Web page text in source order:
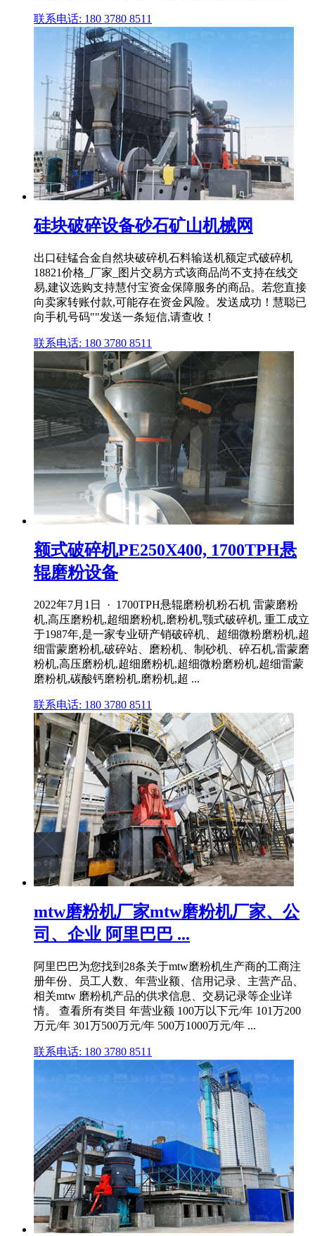
联系电话: 180 3780 8511
硅块破碎设备砂石矿山机械网
出口硅锰合金自然块破碎机石料输送机额定式破碎机
18821价格_厂家_图片交易方式该商品尚不支持在线交
易,建议选购支持慧付宝资金保障服务的商品。若您直接
向卖家转账付款,可能存在资金风险。发送成功！慧聪已
向手机号码""发送一条短信,请查收！
联系电话: 180 3780 8511
额式破碎机PE250X400, 1700TPH悬
辊磨粉设备
2022年7月1日 · 1700TPH悬辊磨粉机粉石机 雷蒙磨粉
机,高压磨粉机,超细磨粉机,磨粉机,颚式破碎机, 重工成立
于1987年,是一家专业研产销破碎机、超细微粉磨粉机,超
细雷蒙磨粉机,破碎站、磨粉机、制砂机、碎石机,雷蒙磨
粉机,高压磨粉机,超细磨粉机,超细微粉磨粉机,超细雷蒙
磨粉机,碳酸钙磨粉机,磨粉机,超 ...
联系电话: 180 3780 8511
mtw磨粉机厂家mtw磨粉机厂家、公
司、企业 阿里巴巴 ...
阿里巴巴为您找到28条关于mtw磨粉机生产商的工商注
册年份、员工人数、年营业额、信用记录、主营产品、
相关mtw 磨粉机产品的供求信息、交易记录等企业详
情。 查看所有类目 年营业额 100万以下元/年 101万200
万元/年 301万500万元/年 500万1000万元/年 ...
联系电话: 180 3780 8511